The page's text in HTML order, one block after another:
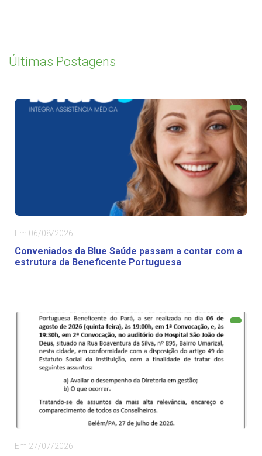
Últimas Postagens
Em 06/08/2026
Conveniados da Blue Saúde passam a contar com a
estrutura da Beneficente Portuguesa
Em 27/07/2026